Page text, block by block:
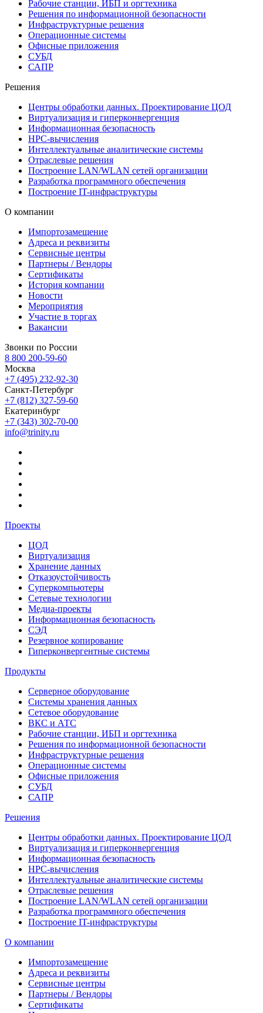
Рабочие станции, ИБП и оргтехника
Решения по информационной безопасности
Инфраструктурные решения
Операционные системы
Офисные приложения
СУБД
САПР
Решения
Центры обработки данных. Проектирование ЦОД
Виртуализация и гиперконвергенция
Информационная безопасность
HPC-вычисления
Интеллектуальные аналитические системы
Отраслевые решения
Построение LAN/WLAN сетей организации
Разработка программного обеспечения
Построение IT-инфраструктуры
О компании
Импортозамещение
Адреса и реквизиты
Сервисные центры
Партнеры / Вендоры
Сертификаты
История компании
Новости
Мероприятия
Участие в торгах
Вакансии
Звонки по России
8 800 200-59-60
Москва
+7 (495) 232-92-30
Санкт-Петербург
+7 (812) 327-59-60
Екатеринбург
+7 (343) 302-70-00
info@trinity.ru
Проекты
ЦОД
Виртуализация
Хранение данных
Отказоустойчивость
Суперкомпьютеры
Сетевые технологии
Медиа-проекты
Информационная безопасность
СЭД
Резервное копирование
Гиперконвергентные системы
Продукты
Серверное оборудование
Системы хранения данных
Сетевое оборудование
ВКС и АТС
Рабочие станции, ИБП и оргтехника
Решения по информационной безопасности
Инфраструктурные решения
Операционные системы
Офисные приложения
СУБД
САПР
Решения
Центры обработки данных. Проектирование ЦОД
Виртуализация и гиперконвергенция
Информационная безопасность
HPC-вычисления
Интеллектуальные аналитические системы
Отраслевые решения
Построение LAN/WLAN сетей организации
Разработка программного обеспечения
Построение IT-инфраструктуры
О компании
Импортозамещение
Адреса и реквизиты
Сервисные центры
Партнеры / Вендоры
Сертификаты